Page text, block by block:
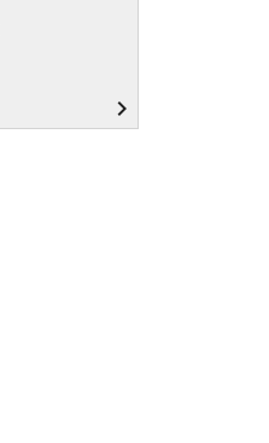
navigate_next